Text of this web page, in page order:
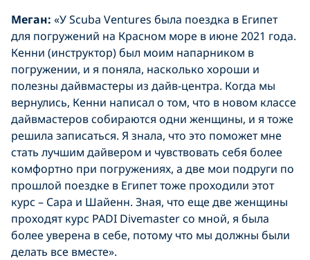
Меган: «У Scuba Ventures была поездка в Египет
для погружений на Красном море в июне 2021 года.
Кенни (инструктор) был моим напарником в
погружении, и я поняла, насколько хороши и
полезны дайвмастеры из дайв-центра. Когда мы
вернулись, Кенни написал о том, что в новом классе
дайвмастеров собираются одни женщины, и я тоже
решила записаться. Я знала, что это поможет мне
стать лучшим дайвером и чувствовать себя более
комфортно при погружениях, а две мои подруги по
прошлой поездке в Египет тоже проходили этот
курс – Сара и Шайенн. Зная, что еще две женщины
проходят курс PADI Divemaster со мной, я была
более уверена в себе, потому что мы должны были
делать все вместе».